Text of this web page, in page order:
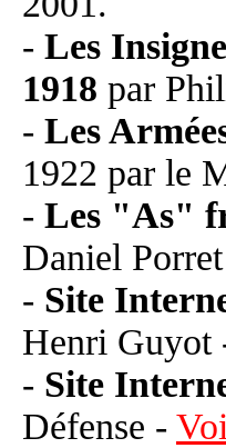
- Les
1918 par
- Les
1922 par le
- Les "As"
Daniel
- Site
Henri Guyot
- Site
Défense -